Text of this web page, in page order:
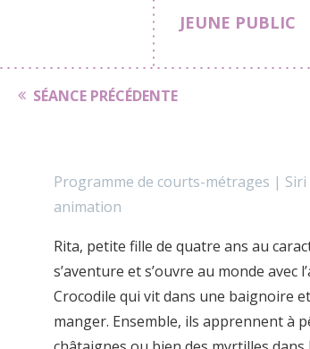
JEUNE PUBLIC
SÉANCE PRÉCÉDENTE
Programme de courts-métrages |
animation
Rita, petite fille de quatre ans au
s’aventure et s’ouvre au monde avec
Crocodile qui vit dans une baignoire
manger. Ensemble, ils apprennent à